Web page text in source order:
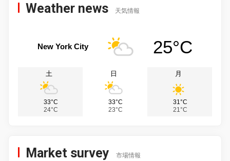
Weather news 天気情報
New York City 25°C
土
33°C
24°C
日
33°C
23°C
月
31°C
21°C
Market survey 市場情報